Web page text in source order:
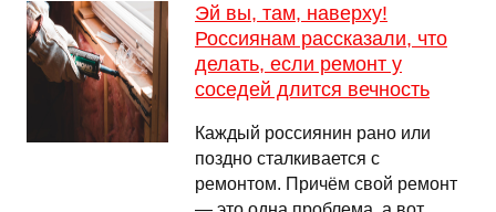
Эй вы, там, наверху!
Россиянам рассказали, что
делать, если ремонт у
соседей длится вечность
Каждый россиянин рано или
поздно сталкивается с
ремонтом. Причём свой ремонт